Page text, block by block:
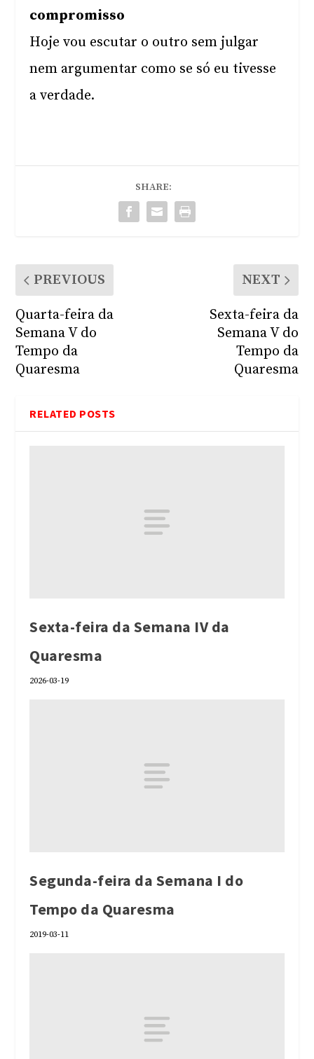
compromisso
Hoje vou escutar o outro sem julgar
nem argumentar como se só eu tivesse
a verdade.
SHARE:
PREVIOUS
Quarta-feira da
Semana V do
Tempo da
Quaresma
NEXT
Sexta-feira da
Semana V do
Tempo da
Quaresma
RELATED POSTS
Sexta-feira da Semana IV da
Quaresma
2026-03-19
Segunda-feira da Semana I do
Tempo da Quaresma
2019-03-11